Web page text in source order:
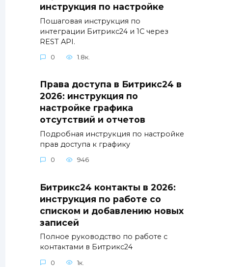
инструкция по настройке
Пошаговая инструкция по
интеграции Битрикс24 и 1С через
REST API.
0 1.8к.
Права доступа в Битрикс24 в
2026: инструкция по
настройке графика
отсутствий и отчетов
Подробная инструкция по настройке
прав доступа к графику
0 946
Битрикс24 контакты в 2026:
инструкция по работе со
списком и добавлению новых
записей
Полное руководство по работе с
контактами в Битрикс24
0 1к.